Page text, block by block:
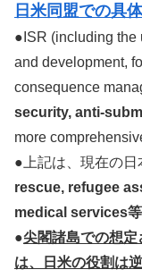
日米同盟での具
●ISR (including the
and development,
consequence
security, anti-
more
●上記は、現在の
rescue, refugee
medical services
●尖閣諸島での想
は、日米の役割は